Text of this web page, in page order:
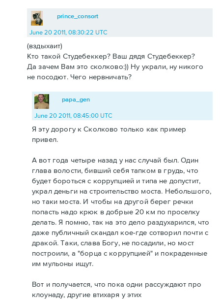
prince_consort
June 20 2011, 08:30:22 UTC
(вздыхаит)
Кто такой Студебеккер? Ваш дядя Студебеккер?
Да зачем Вам это сколково:)) Ну украли, ну никого
не посодют. Чего нервничать?
papa_gen
June 20 2011, 08:45:00 UTC
Я эту дорогу к Сколково только как пример
привел.
А вот года четыре назад у нас случай был. Один
глава волости, бивший себя тапком в грудь, что
будет бороться с коррупцией и типа не допустит,
украл деньги на строительство моста. Небольшого,
но таки моста. И чтобы на другой берег речки
попасть надо крюк в добрые 20 км по проселку
делать. Я помню, так на это дело раздухарился, что
даже публичный скандал кое-где сотворил почти с
дракой. Таки, слава Богу, не посадили, но мост
построили, а "борца с коррупцией" и покраденные
им мульоны ищут.
Вот и получается, что пока одни рассуждают про
клоунаду, другие втихаря у этих